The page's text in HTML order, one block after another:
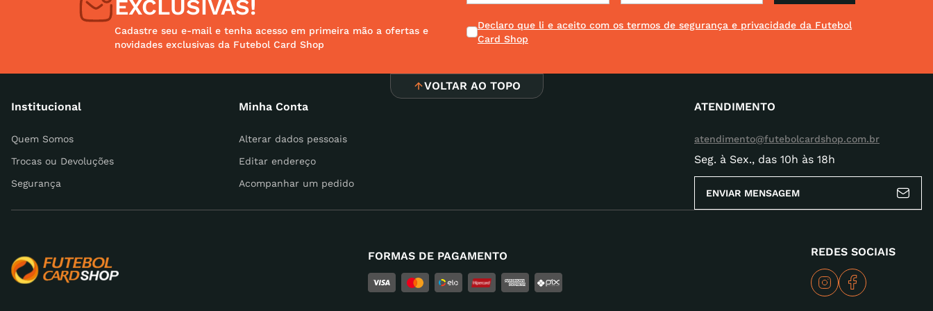
Escreva uma avaliação
EXCLUSIVAS!
Cadastre seu e-mail e tenha acesso em primeira mão a ofertas e
novidades exclusivas da Futebol Card Shop
Declaro que li e aceito com os termos de segurança e privacidade da Futebol
Card Shop
VOLTAR AO TOPO
Institucional
Quem Somos
Trocas ou Devoluções
Segurança
Minha Conta
Alterar dados pessoais
Editar endereço
Acompanhar um pedido
ATENDIMENTO
atendimento@futebolcardshop.com.br
Seg. à Sex., das 10h às 18h
ENVIAR MENSAGEM
FORMAS DE PAGAMENTO REDES SOCIAIS